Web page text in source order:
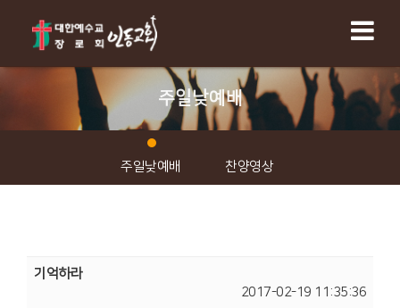
주일낮예배
주일낮예배 찬양영상
기억하라
2017-02-19 11:35:36